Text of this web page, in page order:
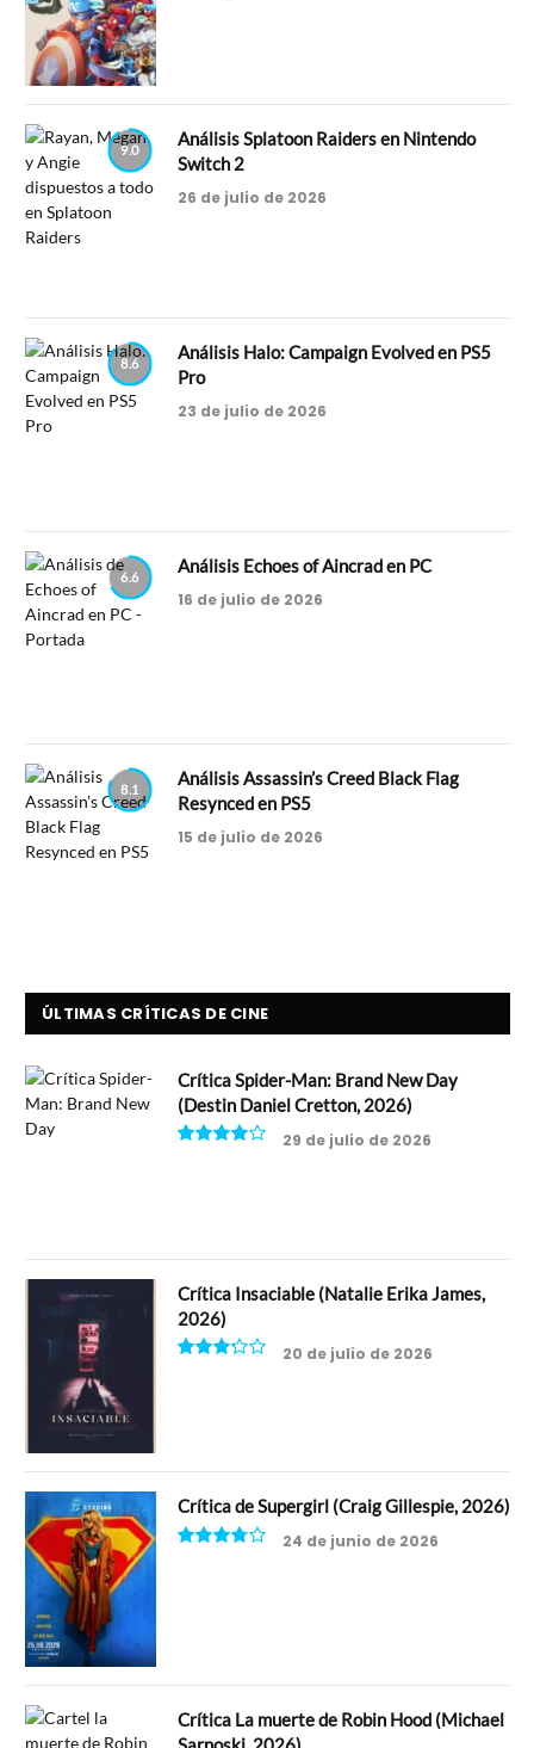
9.0
Análisis Splatoon Raiders en Nintendo
Switch 2
26 de julio de 2026
8.6
Análisis Halo: Campaign Evolved en PS5
Pro
23 de julio de 2026
6.6
Análisis Echoes of Aincrad en PC
16 de julio de 2026
8.1
Análisis Assassin’s Creed Black Flag
Resynced en PS5
15 de julio de 2026
ÚLTIMAS CRÍTICAS DE CINE
Crítica Spider-Man: Brand New Day
(Destin Daniel Cretton, 2026)
29 de julio de 2026
Crítica Insaciable (Natalie Erika James,
2026)
20 de julio de 2026
Crítica de Supergirl (Craig Gillespie, 2026)
24 de junio de 2026
Crítica La muerte de Robin Hood (Michael